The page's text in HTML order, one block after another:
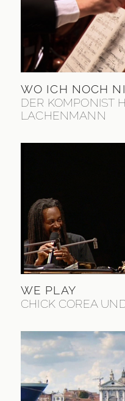
WO ICH NOCH
DER KOMPONIST
LACHENMANN
WE PLAY
CHICK COREA